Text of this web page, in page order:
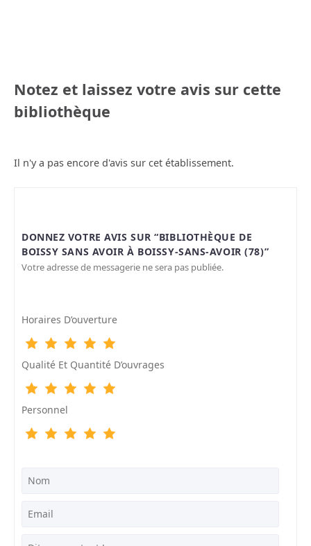
Notez et laissez votre avis sur cette
bibliothèque
Il n'y a pas encore d'avis sur cet établissement.
DONNEZ VOTRE AVIS SUR “BIBLIOTHÈQUE DE
BOISSY SANS AVOIR À BOISSY-SANS-AVOIR (78)”
Votre adresse de messagerie ne sera pas publiée.
Horaires D’ouverture
Qualité Et Quantité D’ouvrages
Personnel